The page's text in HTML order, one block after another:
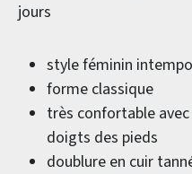
jours
style féminin
forme classique
très confortable
doigts des pieds
doublure en cuir